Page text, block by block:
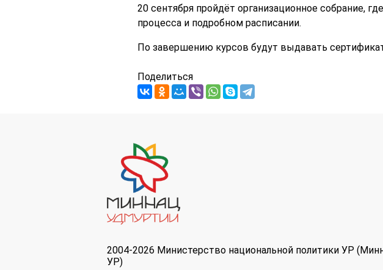
20 сентября пройдёт организационное собрание,
процесса и подробном расписании.
По завершению курсов будут выдавать
Поделиться
2004-2026 Министерство национальной политики УР
УР)